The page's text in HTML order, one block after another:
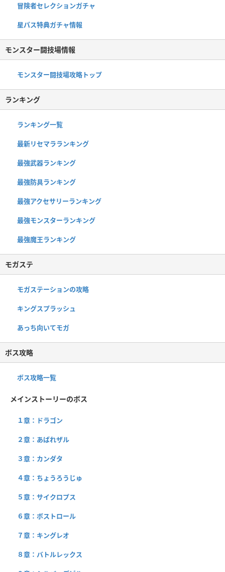
冒険者セレクションガチャ
星パス特典ガチャ情報
モンスター闘技場情報
モンスター闘技場攻略トップ
ランキング
ランキング一覧
最新リセマラランキング
最強武器ランキング
最強防具ランキング
最強アクセサリーランキング
最強モンスターランキング
最強魔王ランキング
モガステ
モガステーションの攻略
キングスプラッシュ
あっち向いてモガ
ボス攻略
ボス攻略一覧
メインストーリーのボス
１章：ドラゴン
２章：あばれザル
３章：カンダタ
４章：ちょうろうじゅ
５章：サイクロプス
６章：ボストロール
７章：キングレオ
８章：バトルレックス